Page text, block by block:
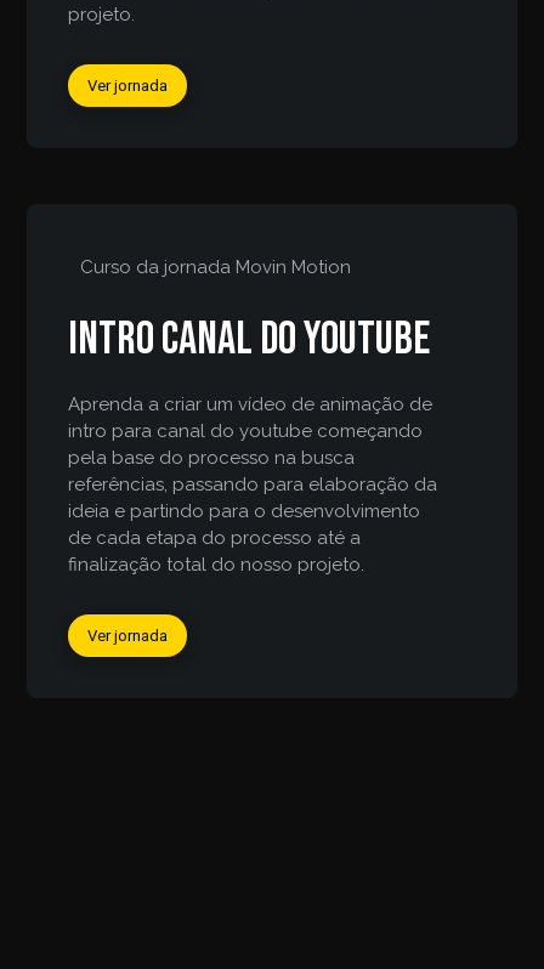
projeto.
Ver jornada
Curso da jornada Movin Motion
Intro canal do youtube
Aprenda a criar um vídeo de animação de
intro para canal do youtube começando
pela base do processo na busca
referências, passando para elaboração da
ideia e partindo para o desenvolvimento
de cada etapa do processo até a
finalização total do nosso projeto.
Ver jornada